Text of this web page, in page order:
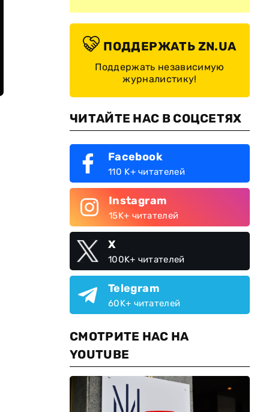
ПОДДЕРЖАТЬ ZN.UA
Поддержать независимую
журналистику!
ЧИТАЙТЕ НАС В СОЦСЕТЯХ
Facebook
110 K+ читателей
Instagram
15K+ читателей
X
100K+ читателей
Telegram
60K+ читателей
СМОТРИТЕ НАС НА
YOUTUBE